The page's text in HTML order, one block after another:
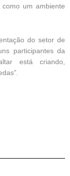
um ambiente
do setor de
participantes da
está criando,